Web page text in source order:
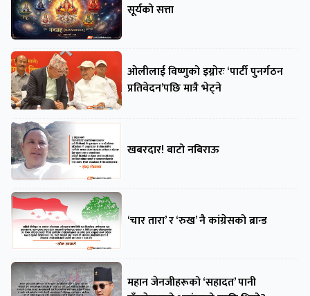
सूर्यको सत्ता
ओलीलाई विष्णुको इग्नोरः ‘पार्टी पुनर्गठन
प्रतिवेदन’पछि मात्रै भेट्ने
खबरदार! बाटो नबिराऊ
‘चार तारा’ र ‘रुख’ नै कांग्रेसको ब्रान्ड
महान जेनजीहरूको ‘सहादत’ पानी